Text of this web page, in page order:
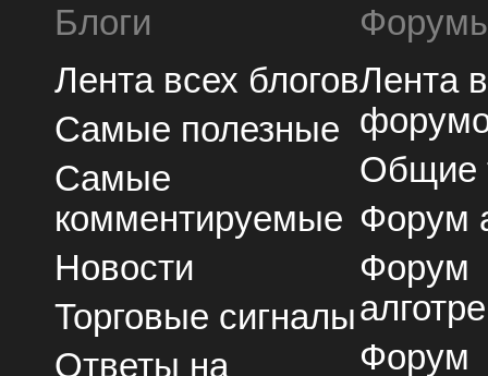
Блоги
Лента всех блогов
Самые полезные
Самые
комментируемые
Новости
Торговые сигналы
Ответы на
Лента
Общие
Форум
Форум
Форум